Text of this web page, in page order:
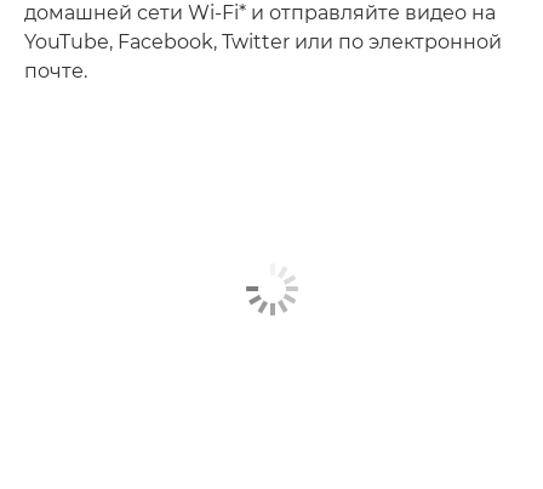
домашней сети Wi-Fi* и отправляйте видео на
YouTube, Facebook, Twitter или по электронной
почте.